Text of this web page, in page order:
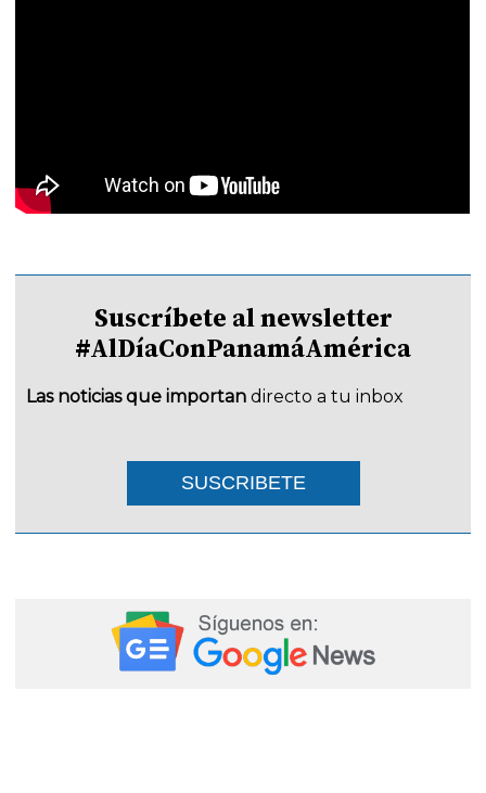
Suscríbete al newsletter
#AlDíaConPanamáAmérica
Las noticias que importan directo a tu inbox
SUSCRIBETE